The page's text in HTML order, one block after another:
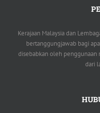
Kerajaan Malaysia dan
bertanggungjawab bagi
disebabkan oleh
dari